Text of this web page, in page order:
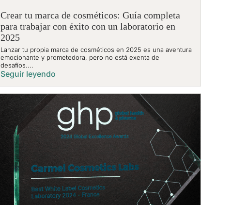
Crear tu marca de cosméticos: Guía completa
para trabajar con éxito con un laboratorio en
2025
Lanzar tu propia marca de cosméticos en 2025 es una aventura
emocionante y prometedora, pero no está exenta de
desafíos....
Seguir leyendo